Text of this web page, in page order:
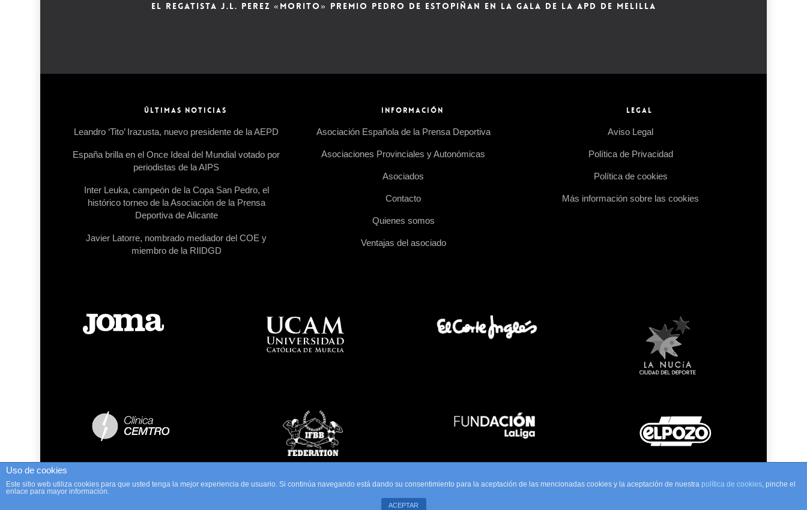
EL REGATISTA J.L. PEREZ «MORITO» PREMIO PEDRO DE ESTOPIÑAN EN LA GALA DE LA APD DE MELILLA
ÚLTIMAS NOTICIAS
Leandro ‘Tito’ Irazusta, nuevo presidente de la AEPD
España brilla en el Once Ideal del Mundial votado por
periodistas de la AIPS
Inter Leuka, campeón de la Copa San Pedro, el
histórico torneo de la Asociación de la Prensa
Deportiva de Alicante
Javier Latorre, nombrado mediador del COE y
miembro de la RIIDGD
INFORMACIÓN
Asociación Española de la Prensa Deportiva
Asociaciones Provinciales y Autonómicas
Asociados
Contacto
Quienes somos
Ventajas del asociado
LEGAL
Aviso Legal
Política de Privacidad
Política de cookies
Más información sobre las cookies
© 2026 Asociación Española de Prensa Deportiva - AEPDE. Todos los Derechos Reservados. Mantenimiento Web por
Uso de cookies
Este sitio web utiliza cookies para que usted tenga la mejor experiencia de usuario. Si continúa navegando está dando su consentimiento para la aceptación de las mencionadas cookies y la aceptación de nuestra política de cookies, pinche el
enlace para mayor información.
ACEPTAR